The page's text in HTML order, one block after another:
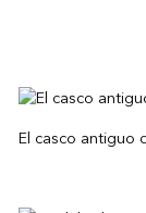
El casco antiguo